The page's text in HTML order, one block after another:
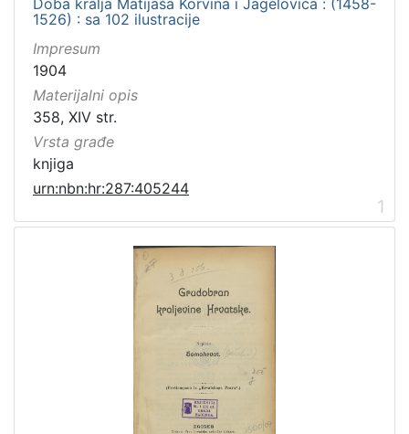
1526) : sa 102 ilustracije
Impresum
1904
Materijalni opis
358, XIV str.
Vrsta građe
knjiga
urn:nbn:hr:287:405244
1